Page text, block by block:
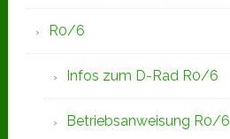
R0/6
Infos zum D-Rad R0/6
Betriebsanweisung R0/6